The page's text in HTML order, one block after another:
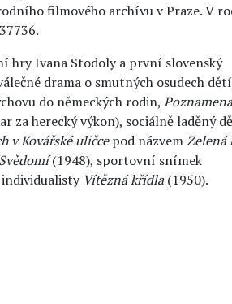
filmového archívu v Praze. V
hry Ivana Stodoly a první slovenský
drama o smutných osudech
do německých rodin,
za herecký výkon), sociálně laděný
v Kovářské uličcepod názvemZelená
Svědomí(1948), sportovní snímek
individualisty Vítězná křídla(1950).